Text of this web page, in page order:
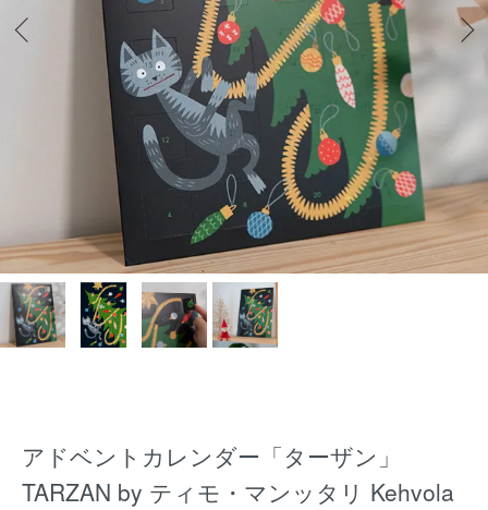
アドベントカレンダー「ターザン」
TARZAN by ティモ・マンッタリ Kehvola